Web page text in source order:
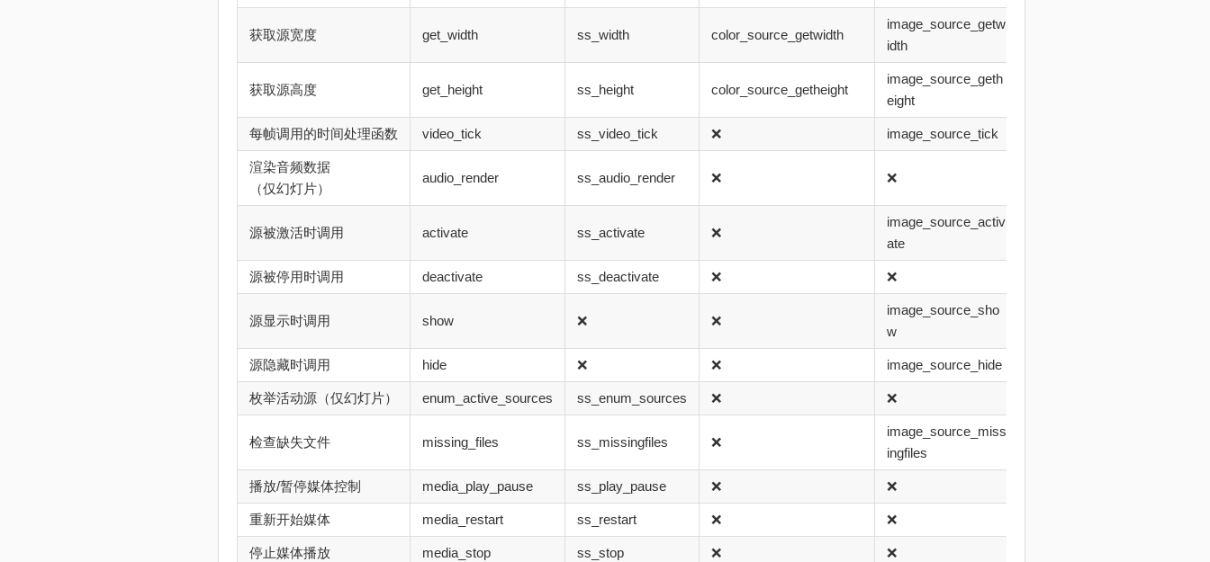
获取源宽度 get_width ss_width color_source_getwidth
image_source_getw
idth
获取源高度 get_height ss_height color_source_getheight
image_source_geth
eight
每帧调用的时间处理函数 video_tick ss_video_tick ❌ image_source_tick
渲染音频数据
（仅幻灯片）
audio_render ss_audio_render ❌ ❌
源被激活时调用 activate ss_activate ❌
image_source_activ
ate
源被停用时调用 deactivate ss_deactivate ❌ ❌
源显示时调用 show ❌ ❌
image_source_sho
w
源隐藏时调用 hide ❌ ❌ image_source_hide
枚举活动源（仅幻灯片） enum_active_sources ss_enum_sources ❌ ❌
检查缺失文件 missing_files ss_missingfiles ❌
image_source_miss
ingfiles
播放/暂停媒体控制 media_play_pause ss_play_pause ❌ ❌
重新开始媒体 media_restart ss_restart ❌ ❌
停止媒体播放 media_stop ss_stop ❌ ❌